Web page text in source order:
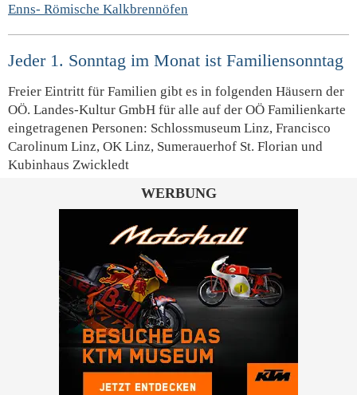
Enns- Römische Kalkbrennöfen
Jeder 1. Sonntag im Monat ist Familiensonntag
Freier Eintritt für Familien gibt es in folgenden Häusern der
OÖ. Landes-Kultur GmbH für alle auf der OÖ Familienkarte
eingetragenen Personen: Schlossmuseum Linz, Francisco
Carolinum Linz, OK Linz, Sumerauerhof St. Florian und
Kubinhaus Zwickledt
WERBUNG